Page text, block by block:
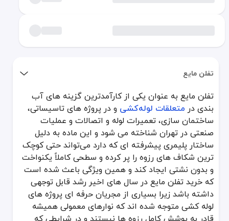
تفلن مایع
تفلن مایع به عنوان یکی از کارآمدترین گزینه های آب بندی در
کاربرد تفلن مایع
تفلن مایع یکی از گزینه های بسیار مناسب برای اتصالاتی است که
جدول مقایسه تفلن مایع
ویژگی‌ها تفلن مایع حرفه‌ای
تفلن مایع اقتصادی
قدرت آب بندی
بسیار بالا و یکنواخت مناسب برای کارهای سبک
سرعت خشک شدن
کنترل شده
متوسط
کیفیت چسبندگی
بسیار مقاوم
نسبتا خوب
کاربرد رزوه آسیب دیده
کاملاً مناسب
تا حدی مناسب
تفلن مایع به عنوان یکی از کارآمدترین گزینه های آب
بندی در متعلقات لوله‌کشی و در پروژه های تاسیساتی،
ساختمان سازی، تعمیرات لوله و اتصالات و عملیات
صنعتی در تهران شناخته می شود و این ماده به دلیل
ساختار پلیمری پیشرفته ای که دارد می‌تواند حتی کوچک
ترین شکاف های رزوه را پر کرده و سطحی کاملاً یکنواخت
و بدون نشتی ایجاد کند و همین ویژگی باعث شده است
که خرید تفلن مایع در سال های اخیر رشد قابل توجهی
داشته باشد زیرا بسیاری از مجریان حرفه ای پروژه های
لوله کشی متوجه شده اند که نوارهای معمولی همیشه